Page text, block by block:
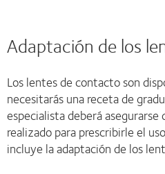
Adaptación de los
Los lentes de contacto son
necesitarás una receta de
especialista deberá
realizado para prescribirle el
incluye la adaptación de los